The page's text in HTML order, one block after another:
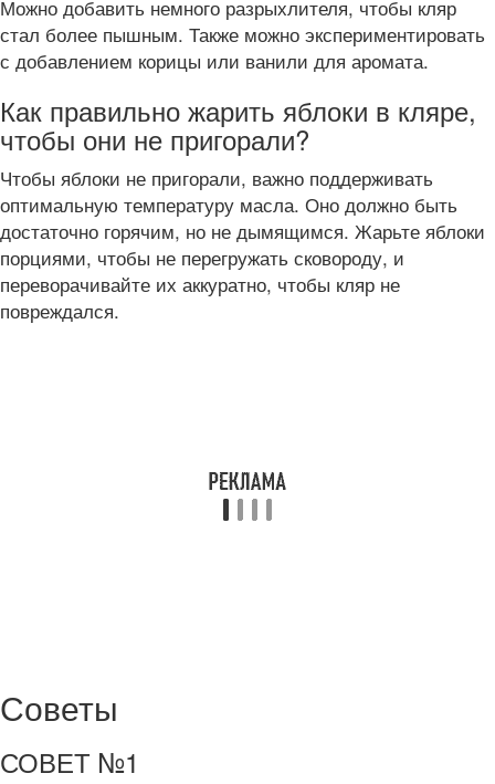
Можно добавить немного разрыхлителя, чтобы кляр
стал более пышным. Также можно экспериментировать
с добавлением корицы или ванили для аромата.
Как правильно жарить яблоки в кляре,
чтобы они не пригорали?
Чтобы яблоки не пригорали, важно поддерживать
оптимальную температуру масла. Оно должно быть
достаточно горячим, но не дымящимся. Жарьте яблоки
порциями, чтобы не перегружать сковороду, и
переворачивайте их аккуратно, чтобы кляр не
повреждался.
Советы
СОВЕТ №1